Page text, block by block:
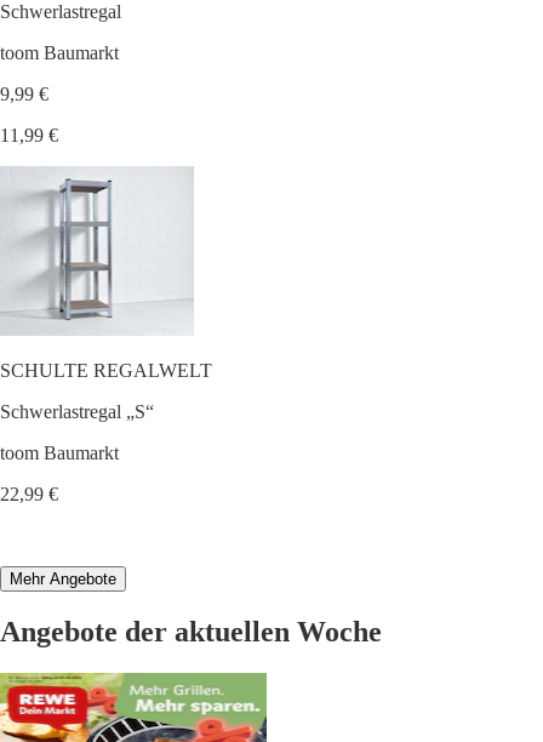
Schwerlastregal
toom Baumarkt
9,99 €
11,99 €
SCHULTE REGALWELT
Schwerlastregal „S“
toom Baumarkt
22,99 €
Mehr Angebote
Angebote der aktuellen Woche